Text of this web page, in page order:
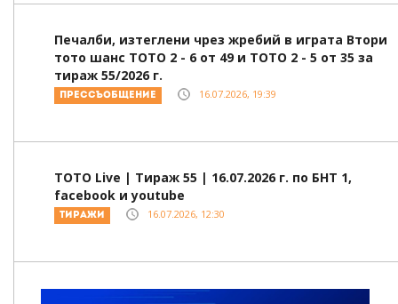
Печалби, изтеглени чрез жребий в играта Втори
тото шанс ТОТО 2 - 6 от 49 и ТОТО 2 - 5 от 35 за
тираж 55/2026 г.
Прессъобщение 16.07.2026, 19:39
ТОТО Live | Тираж 55 | 16.07.2026 г. по БНТ 1,
facebook и youtube
Тиражи 16.07.2026, 12:30